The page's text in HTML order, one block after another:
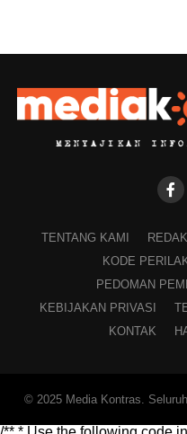
TENTANG KAMI
KODE
PEDOMAN
KEBIJAKAN PRIVASI
KONTAK
© 2025 Media Kontras.